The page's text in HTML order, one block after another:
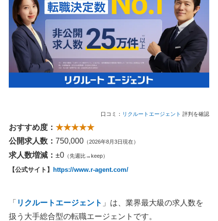
口コミ： リクルートエージェント 評判を確認
おすすめ度： ★★★★★
公開求人数： 750,000 （2026年8月3日現在）
求人数増減： ±0 （先週比→keep）
【公式サイト】 https://www.r-agent.com/
「 リクルートエージェント 」は、業界最大級の求人数を
扱う大手総合型の転職エージェントです。